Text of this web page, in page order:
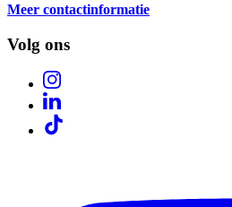
Meer contactinformatie
Volg ons